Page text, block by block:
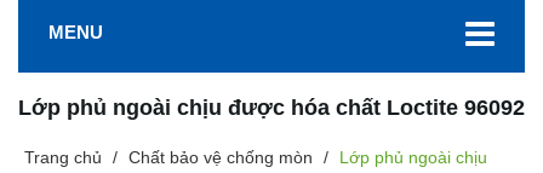
MENU
Lớp phủ ngoài chịu được hóa chất Loctite 96092
Trang chủ / Chất bảo vệ chống mòn /
Lớp phủ ngoài chịu